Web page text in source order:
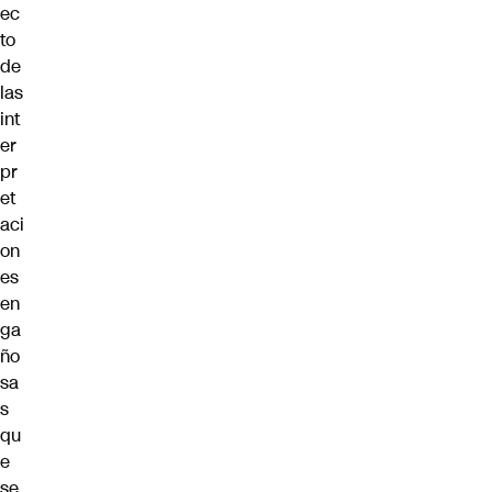
ec
to
de
las
int
er
pr
et
aci
on
es
en
ga
ño
sa
s
qu
e